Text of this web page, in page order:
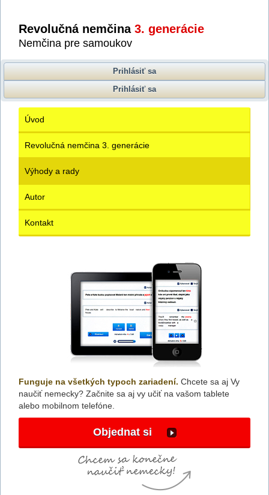
Revolučná nemčina3. generácie
Nemčina pre samoukov
Prihlásiť sa
Prihlásiť sa
Úvod
Revolučná nemčina 3. generácie
Výhody a rady
Autor
Kontakt
Funguje na všetkých typoch zariadení. Chcete sa aj Vy
naučiť nemecky? Začnite sa aj vy učiť na vašom tablete
alebo mobilnom telefóne.
Objednat si